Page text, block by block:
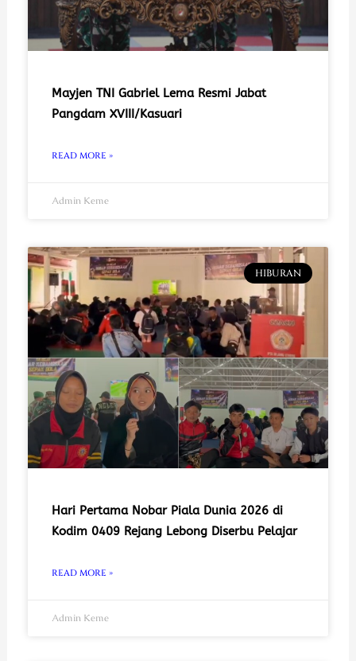
Mayjen TNI Gabriel Lema Resmi Jabat
Pangdam XVIII/Kasuari
READ MORE »
Admin Keme
HIBURAN
Hari Pertama Nobar Piala Dunia 2026 di
Kodim 0409 Rejang Lebong Diserbu Pelajar
READ MORE »
Admin Keme